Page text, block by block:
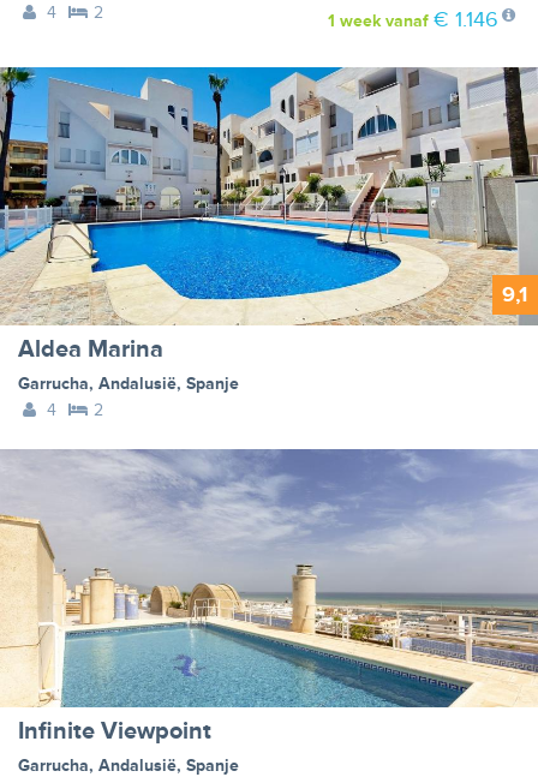
4
2 1 weekvanaf € 1.146
9,1
Aldea Marina
Garrucha, Andalusië, Spanje
4
2
Infinite Viewpoint
Garrucha, Andalusië, Spanje